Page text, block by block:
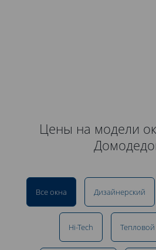
Цены на модели
Все окна Дизайнерский
Hi-Tech